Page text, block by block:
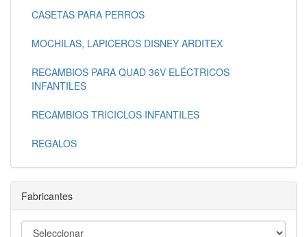
CASETAS PARA PERROS
MOCHILAS, LAPICEROS DISNEY ARDITEX
RECAMBIOS PARA QUAD 36V ELÉCTRICOS
INFANTILES
RECAMBIOS TRICICLOS INFANTILES
REGALOS
Fabricantes